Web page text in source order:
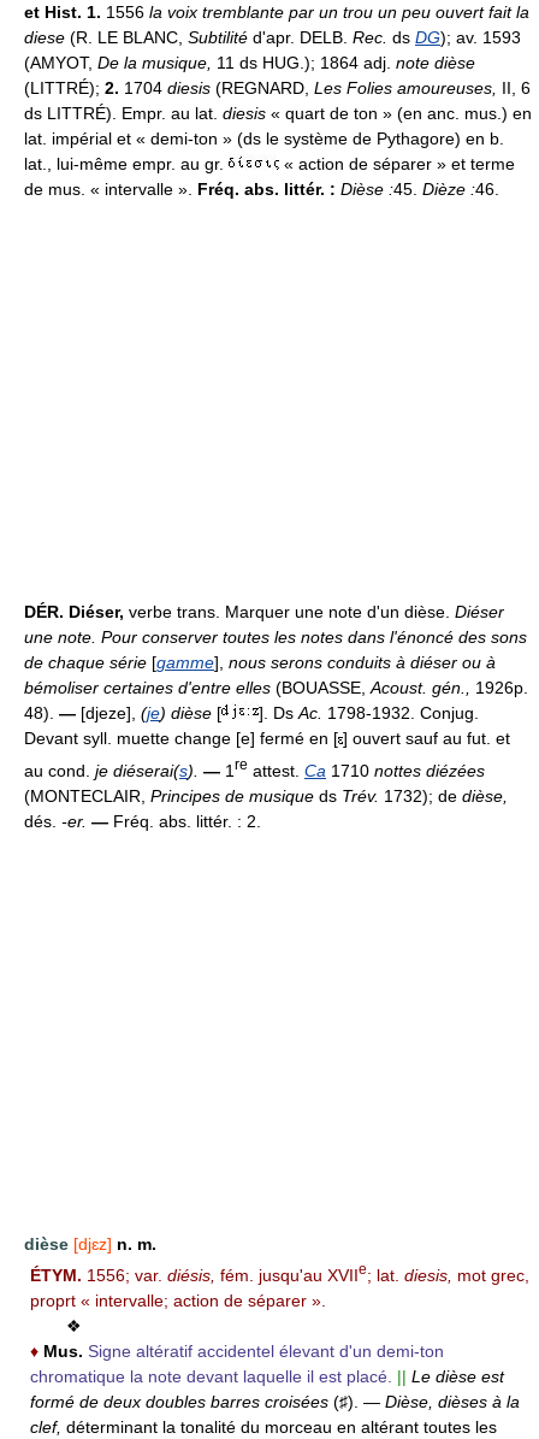
et Hist. 1. 1556 la voix tremblante par un trou un peu ouvert fait la
diese (R. LE BLANC, Subtilité d'apr. DELB. Rec. ds DG); av. 1593
(AMYOT, De la musique, 11 ds HUG.); 1864 adj. note dièse
(LITTRÉ); 2. 1704 diesis (REGNARD, Les Folies amoureuses, II, 6
ds LITTRÉ). Empr. au lat. diesis « quart de ton » (en anc. mus.) en
lat. impérial et « demi-ton » (ds le système de Pythagore) en b.
lat., lui-même empr. au gr.
« action de séparer » et terme
de mus. « intervalle ». Fréq. abs. littér. : Dièse :45. Dièze :46.
DÉR. Diéser, verbe trans. Marquer une note d'un dièse. Diéser
une note. Pour conserver toutes les notes dans l'énoncé des sons
de chaque série [gamme], nous serons conduits à diéser ou à
bémoliser certaines d'entre elles (BOUASSE, Acoust. gén., 1926p.
48). — [djeze], (je) dièse [ ]. Ds Ac. 1798-1932. Conjug.
Devant syll. muette change [e] fermé en [ ] ouvert sauf au fut. et
au cond. je diéserai(s). — 1 re attest. Ca 1710 nottes diézées
(MONTECLAIR, Principes de musique ds Trév. 1732); de dièse,
dés. -er. — Fréq. abs. littér. : 2.
dièse [djɛz] n. m.
ÉTYM. 1556; var. diésis, fém. jusqu'au XVIIe; lat. diesis, mot grec,
proprt « intervalle; action de séparer ».
❖
♦ Mus. Signe altératif accidentel élevant d'un demi-ton
chromatique la note devant laquelle il est placé. || Le dièse est
formé de deux doubles barres croisées (♯). — Dièse, dièses à la
clef, déterminant la tonalité du morceau en altérant toutes les